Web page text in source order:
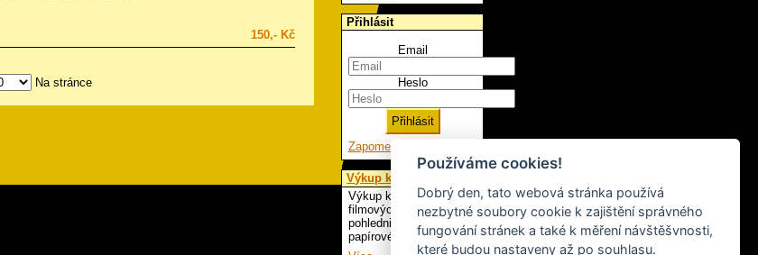
150,- Kč
Na stránce
Přihlásit
Email
Heslo
Zapomenuté heslo
Výkup knih
Výkup knih, LP,
filmových plakátů,
pohlednic a ostatního
papírového artiklu.
Používáme cookies!
Dobrý den, tato webová stránka používá
nezbytné soubory cookie k zajištění správného
fungování stránek a také k měření návštěšvnosti,
které budou nastaveny až po souhlasu.